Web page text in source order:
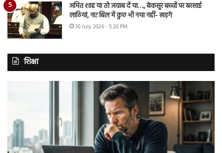
अमित शाह या तो जवाब दें या…., बेकसूर बच्चों पर बरसाई
लाठियां, नए बिल में कुछ भी नया नहीं- खड़गे
30 July 2026 - 5:20 PM
शिक्षा